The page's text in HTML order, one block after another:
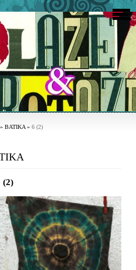
» BATIKA» 6 (2)
(2)